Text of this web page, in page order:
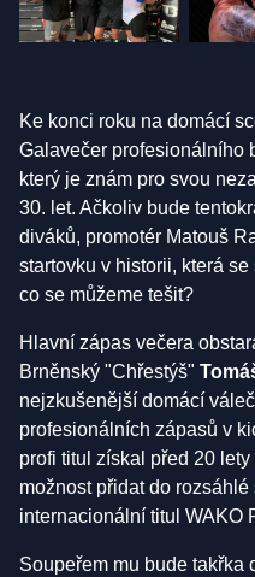
Ke konci roku na domácí
Galavečer profesionálního
který je znám pro svou
30. let. Ačkoliv bude
diváků, promotér Matouš
startovku v historii, která
co se můžeme tešit?
Hlavní zápas večera
Brněnský "Chřestýš"
nejzkušenější domácí
profesionálních zápasů v
profi titul získal před 20
možnost přidat do
internacionální titul WAKO
Soupeřem mu bude takřka